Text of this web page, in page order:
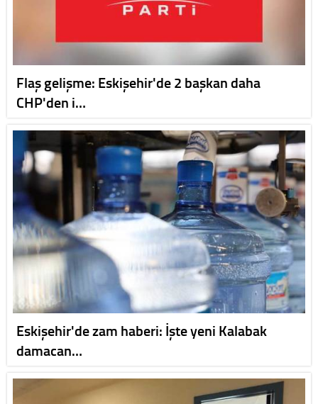
Flaş gelişme: Eskişehir'de 2 başkan daha
CHP'den i…
Eskişehir'de zam haberi: İşte yeni Kalabak
damacan…